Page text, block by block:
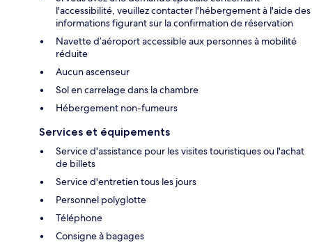
l'accessibilité, veuillez contacter l'hébergement à l'aide des
informations figurant sur la confirmation de réservation
Navette d’aéroport accessible aux personnes à mobilité
réduite
Aucun ascenseur
Sol en carrelage dans la chambre
Hébergement non-fumeurs
Services et équipements
Service d'assistance pour les visites touristiques ou l'achat
de billets
Service d'entretien tous les jours
Personnel polyglotte
Téléphone
Consigne à bagages